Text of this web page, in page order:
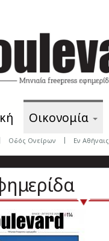
Οικονομία
Οδός Ονείρων Εν Αθήναις